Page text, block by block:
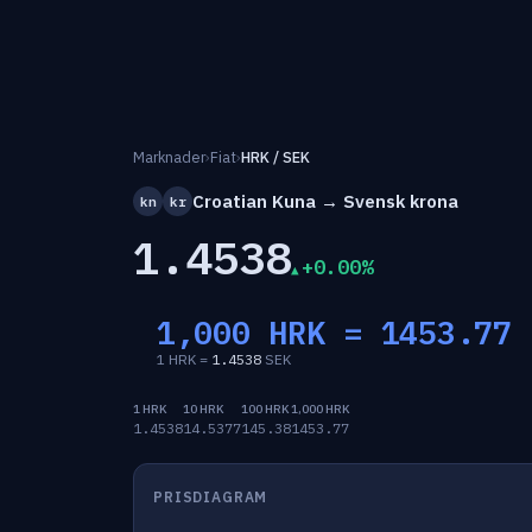
Marknader›Fiat›HRK / SEK
kn kr Croatian Kuna → Svensk krona
1.4538 +0.00%
1,000 HRK = 1453.77
1 HRK = 1.4538 SEK
1 HRK
1.4538
10 HRK
14.5377
100 HRK
145.38
1,000 HRK
1453.77
PRISDIAGRAM